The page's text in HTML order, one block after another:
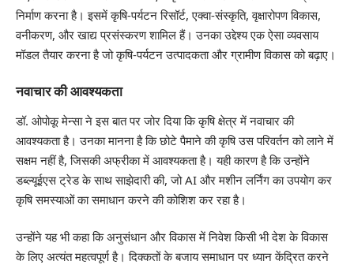
निर्माण करना है। इसमें कृषि-पर्यटन रिसॉर्ट, एक्वा-संस्कृति, वृक्षारोपण विकास,
वनीकरण, और खाद्य प्रसंस्करण शामिल हैं। उनका उद्देश्य एक ऐसा व्यवसाय
मॉडल तैयार करना है जो कृषि-पर्यटन उत्पादकता और ग्रामीण विकास को बढ़ाए।
नवाचार की आवश्यकता
डॉ. ओपोकू मेन्सा ने इस बात पर जोर दिया कि कृषि क्षेत्र में नवाचार की
आवश्यकता है। उनका मानना है कि छोटे पैमाने की कृषि उस परिवर्तन को लाने में
सक्षम नहीं है, जिसकी अफ्रीका में आवश्यकता है। यही कारण है कि उन्होंने
डब्ल्यूईएस ट्रेड के साथ साझेदारी की, जो AI और मशीन लर्निंग का उपयोग कर
कृषि समस्याओं का समाधान करने की कोशिश कर रहा है।
उन्होंने यह भी कहा कि अनुसंधान और विकास में निवेश किसी भी देश के विकास
के लिए अत्यंत महत्वपूर्ण है। दिक्कतों के बजाय समाधान पर ध्यान केंद्रित करने